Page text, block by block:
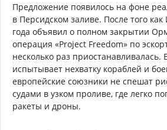
Предложение появилось на фоне
в Персидском заливе. После того
года объявил о полном закрытии
операция «Project Freedom» по
несколько раз приостанавливалась.
испытывает нехватку кораблей и
европейские союзники не спешат
судами в узком проливе, где легко
ракеты и дроны.